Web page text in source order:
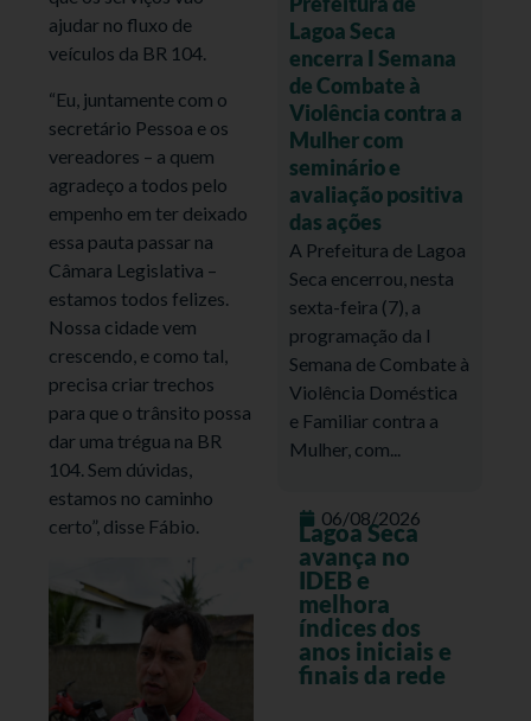
ajudar no fluxo de
veículos da BR 104.
“Eu, juntamente com o
secretário Pessoa e os
vereadores – a quem
agradeço a todos pelo
empenho em ter deixado
essa pauta passar na
Câmara Legislativa –
estamos todos felizes.
Nossa cidade vem
crescendo, e como tal,
precisa criar trechos
para que o trânsito possa
dar uma trégua na BR
104. Sem dúvidas,
estamos no caminho
certo”, disse Fábio.
Lagoa Seca
encerra I Semana
de Combate à
Violência contra a
Mulher com
seminário e
avaliação positiva
das ações
A Prefeitura de Lagoa
Seca encerrou, nesta
sexta-feira (7), a
programação da I
Semana de Combate à
Violência Doméstica
e Familiar contra a
Mulher, com...
06/08/2026
Lagoa Seca
avança no
IDEB e
melhora
índices dos
anos iniciais e
finais da rede